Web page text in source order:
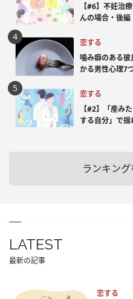
【#6】不妊治
んの場合・後編
恋する
噛み癖のある
かる男性心理7
恋する
【#2】「産み
する自分」で
ランキン
LATEST
最新の記事
恋する